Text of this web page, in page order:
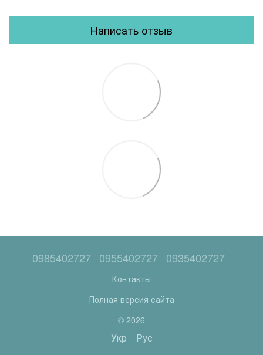
Написать отзыв
0985402727 0955402727 0935402727
Контакты
Полная версия сайта
© 2026
Укр Рус